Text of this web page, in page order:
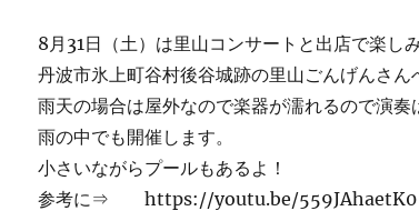
8月31日（土）は里山コンサートと出店で楽し
丹波市氷上町谷村後谷城跡の里山ごんげんさん
雨天の場合は屋外なので楽器が濡れるので演
雨の中でも開催します。
小さいながらプールもあるよ！
参考に⇒ https://youtu.be/559JAhaetK0